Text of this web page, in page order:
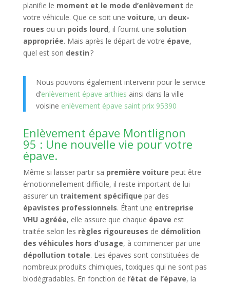
planifie le moment et le mode d’enlèvement de
votre véhicule. Que ce soit une voiture, un deux-
roues ou un poids lourd, il fournit une solution
appropriée. Mais après le départ de votre épave,
quel est son destin?
Nous pouvons également intervenir pour le service
d’enlèvement épave arthies ainsi dans la ville
voisine enlèvement épave saint prix 95390
Enlèvement épave Montlignon
95 : Une nouvelle vie pour votre
épave.
Même si laisser partir sa première voiture peut être
émotionnellement difficile, il reste important de lui
assurer un traitement spécifique par des
épavistes professionnels. Étant une entreprise
VHU agréée, elle assure que chaque épave est
traitée selon les règles rigoureuses de démolition
des véhicules hors d’usage, à commencer par une
dépollution totale. Les épaves sont constituées de
nombreux produits chimiques, toxiques qui ne sont pas
biodégradables. En fonction de l’état de l’épave, la